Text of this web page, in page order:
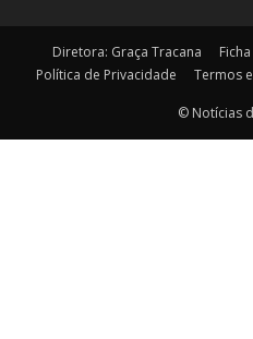
Diretora: Graça Tracana
Política de Privacidade
Termos
© Notícias